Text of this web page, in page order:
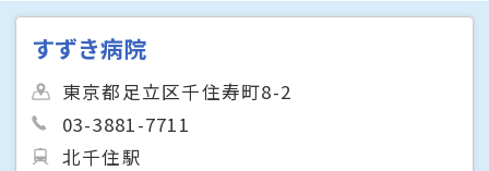
すずき病院
東京都足立区千住寿町8-2
03-3881-7711
北千住駅